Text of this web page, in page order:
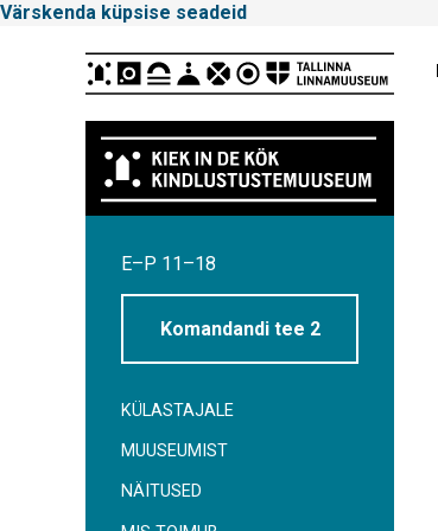
Värskenda küpsise seadeid
Linnamuuseum
E–P 11–18
Komandandi tee 2
KÜLASTAJALE
MUUSEUMIST
NÄITUSED